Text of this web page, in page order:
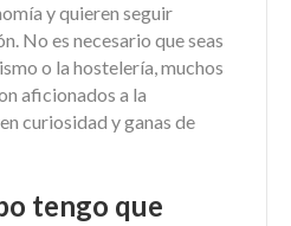
y quieren seguir
No es necesario que seas
o la hostelería, muchos
aficionados a la
curiosidad y ganas de
tengo que